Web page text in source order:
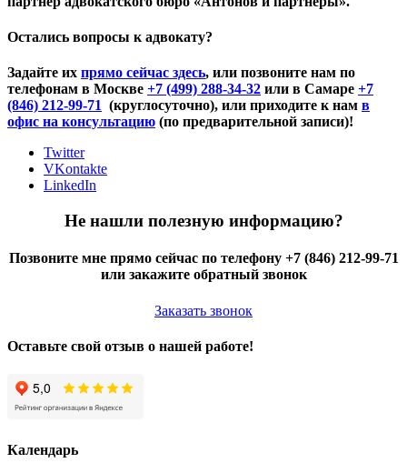
Остались вопросы к адвокату?
Задайте их прямо сейчас здесь, или позвоните нам по
телефонам в Москве +7 (499) 288-34-32 или в Самаре +7
(846) 212-99-71 (круглосуточно), или приходите к нам в
офис на консультацию (по предварительной записи)!
Twitter
VKontakte
LinkedIn
Не нашли полезную информацию?
Позвоните мне прямо сейчас по телефону +7 (846) 212-99-71
или закажите обратный звонок
Заказать звонок
Оставьте свой отзыв о нашей работе!
Календарь